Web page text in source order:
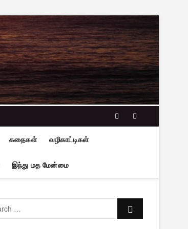
facebooktwitter
கதைகள் வழிகாட்டிகள்
இந்து மத மேன்மை